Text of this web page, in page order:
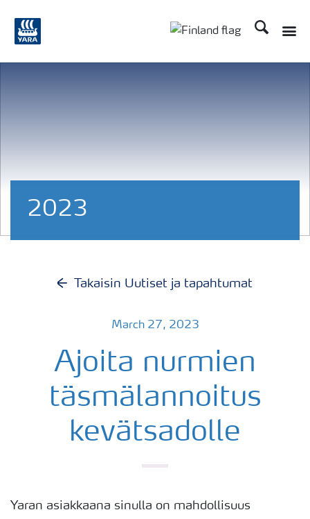
Etsi
2023
Takaisin Uutiset ja tapahtumat
March 27, 2023
Ajoita nurmien
täsmälannoitus
kevätsadolle
Yaran asiakkaana sinulla on mahdollisuus